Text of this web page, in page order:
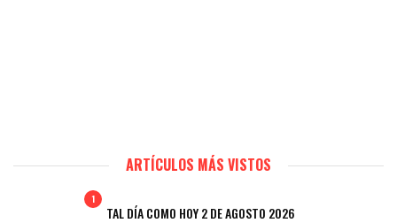
ARTÍCULOS MÁS VISTOS
1
TAL DÍA COMO HOY 2 DE AGOSTO 2026